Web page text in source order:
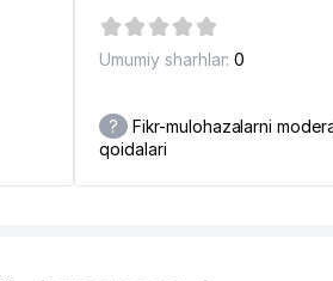
Umumiy sharhlar: 0
?
Fikr-mulohazalarni
qoidalari